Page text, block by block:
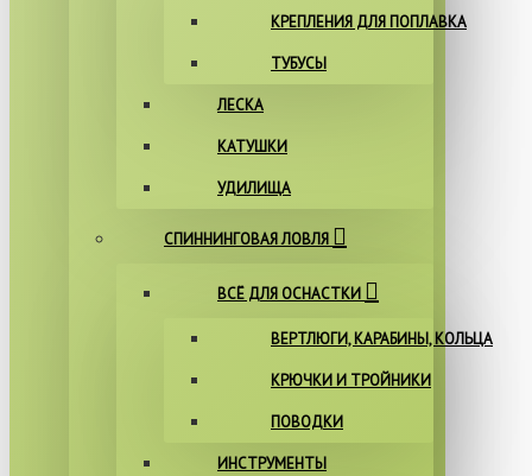
КРЕПЛЕНИЯ ДЛЯ ПОПЛАВКА
ТУБУСЫ
ЛЕСКА
КАТУШКИ
УДИЛИЩА
СПИННИНГОВАЯ ЛОВЛЯ
ВСЁ ДЛЯ ОСНАСТКИ
ВЕРТЛЮГИ, КАРАБИНЫ, КОЛЬЦА
КРЮЧКИ И ТРОЙНИКИ
ПОВОДКИ
ИНСТРУМЕНТЫ